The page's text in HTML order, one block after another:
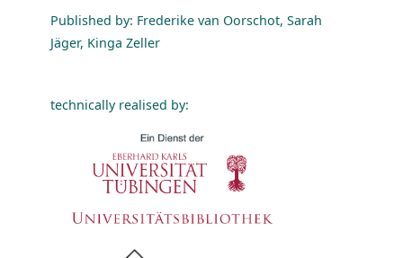
Published by: Frederike van Oorschot, Sarah
Jäger, Kinga Zeller
technically realised by: